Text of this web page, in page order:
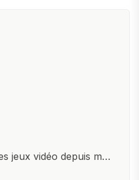
jeux vidéo depuis mon
pour l'univers